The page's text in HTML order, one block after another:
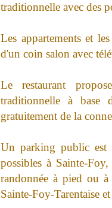
traditionnelle avec des
Les appartements et
d'un coin salon avec
Le restaurant
traditionnelle à base
gratuitement de la
Un parking public est
possibles à Sainte-
randonnée à pied ou
Sainte-Foy-Tarentaise